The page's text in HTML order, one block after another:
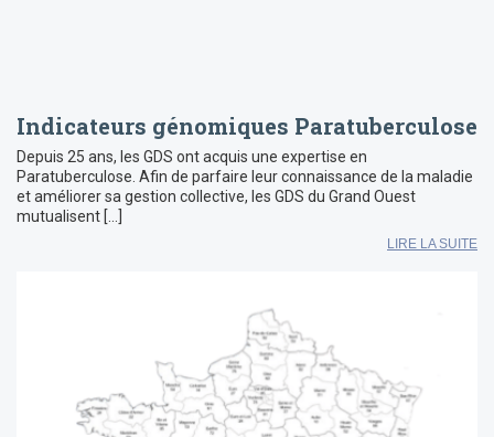
Indicateurs génomiques Paratuberculose
Depuis 25 ans, les GDS ont acquis une expertise en
Paratuberculose. Afin de parfaire leur connaissance de la maladie
et améliorer sa gestion collective, les GDS du Grand Ouest
mutualisent […]
LIRE LA SUITE